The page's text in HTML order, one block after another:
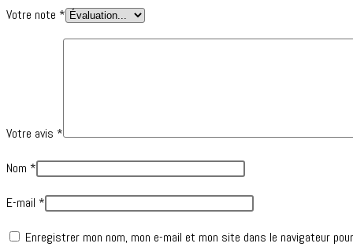
Votre note *
Votre avis *
Nom *
E-mail *
Enregistrer mon nom, mon e-mail et mon site dans le navigateur